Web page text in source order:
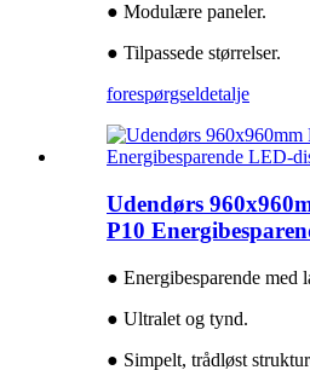
● Modulære paneler.
● Tilpassede størrelser.
forespørgseldetalje
Udendørs
P10
● Energibesparende med
● Ultralet og tynd.
● Simpelt, trådløst